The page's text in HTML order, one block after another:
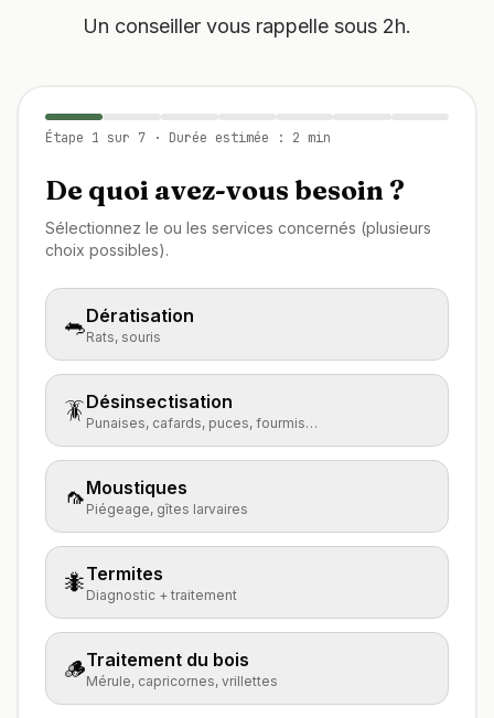
Un conseiller vous rappelle sous 2h.
Étape 1 sur 7 · Durée estimée : 2 min
De quoi avez-vous besoin ?
Sélectionnez le ou les services concernés (plusieurs
choix possibles).
🐀Dératisation
Rats, souris
🪳Désinsectisation
Punaises, cafards, puces, fourmis…
🦟Moustiques
Piégeage, gîtes larvaires
🐜Termites
Diagnostic + traitement
🪵Traitement du bois
Mérule, capricornes, vrillettes